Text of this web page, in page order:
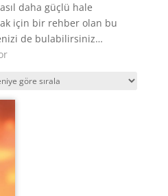
daha güçlü hale
için bir rehber olan bu
de bulabilirsiniz…